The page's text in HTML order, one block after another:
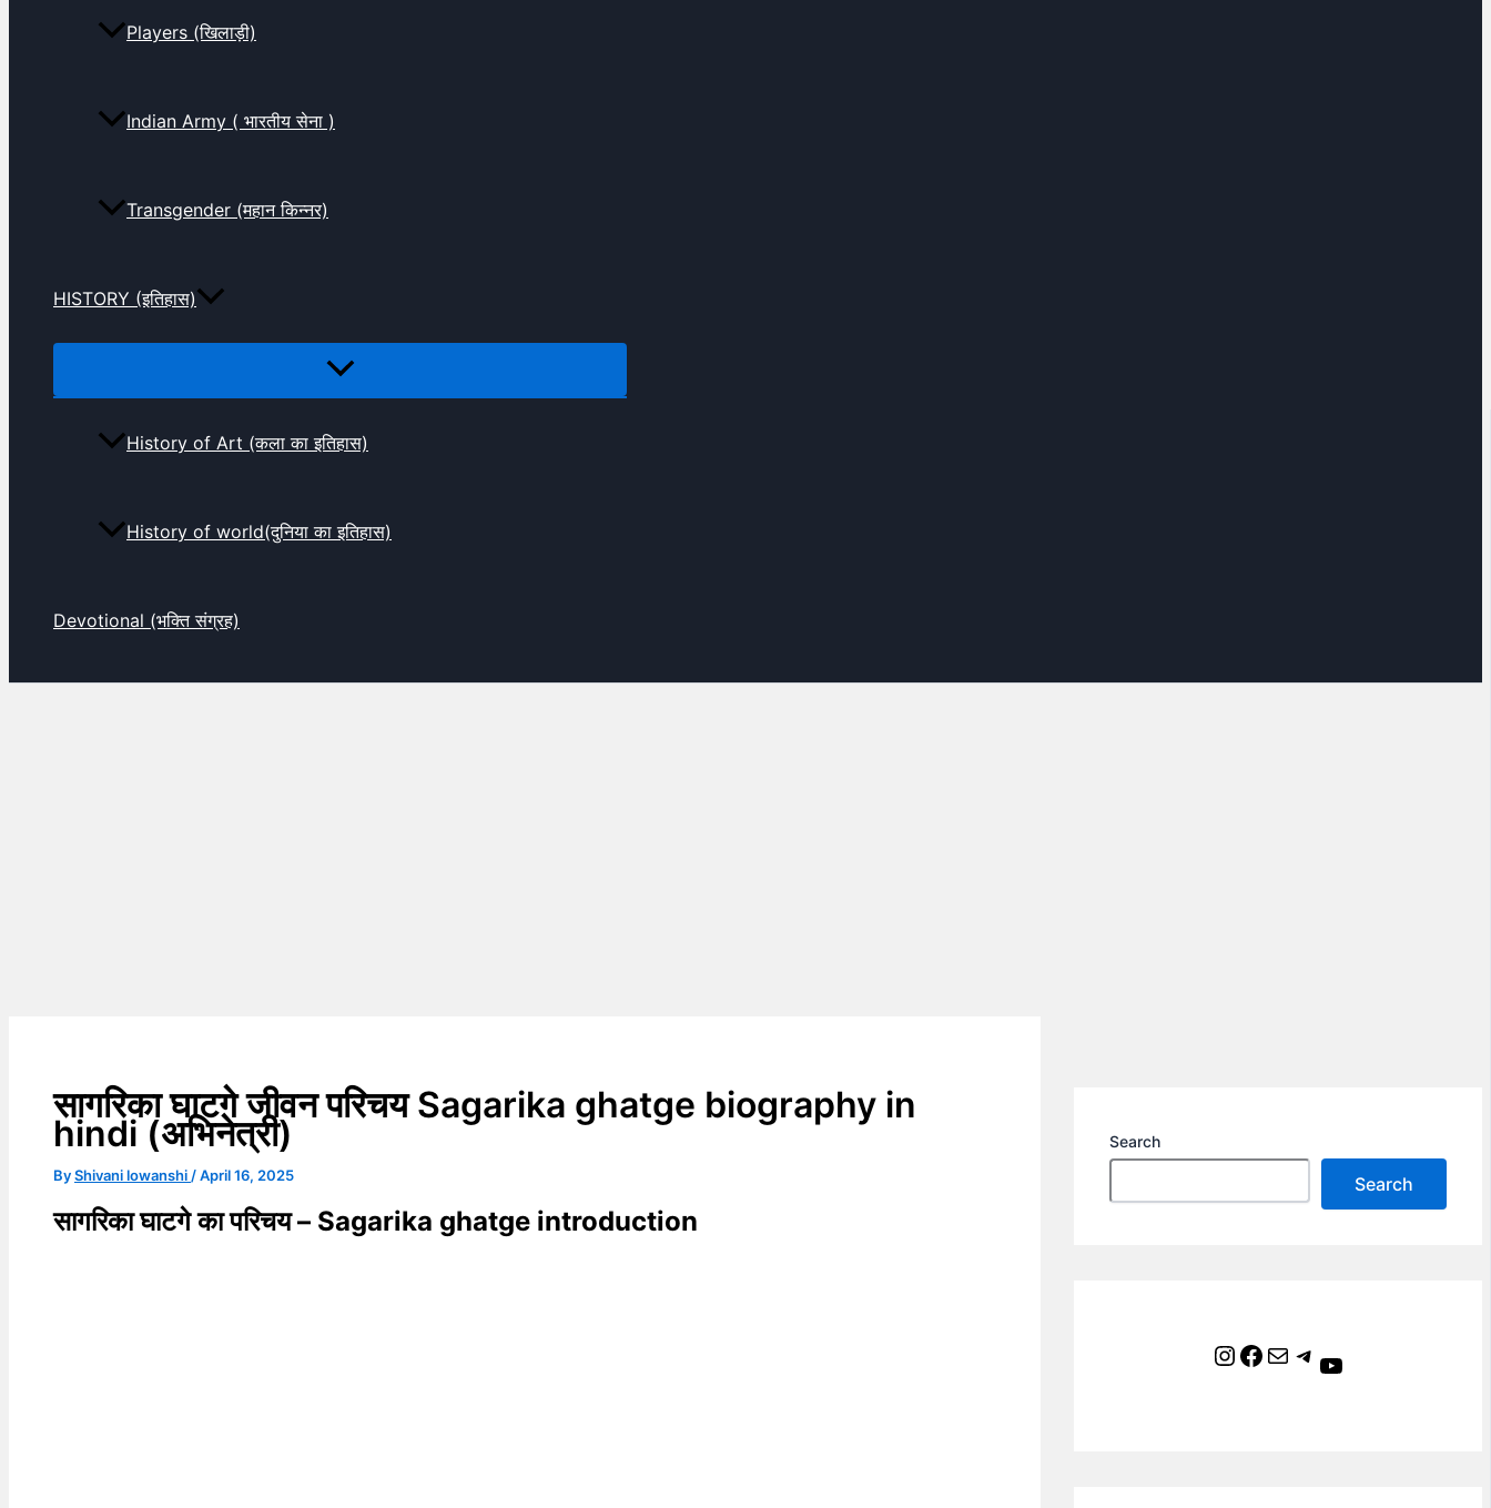
Players (खिलाड़ी)
Indian Army ( भारतीय सेना )
Transgender (महान किन्नर)
HISTORY (इतिहास)
History of Art (कला का इतिहास)
History of world(दुनिया का इतिहास)
Devotional (भक्ति संग्रह)
सागरिका घाटगे जीवन परिचय Sagarika ghatge biography in
hindi (अभिनेत्री)
ByShivani lowanshi /April 16, 2025
सागरिका घाटगे का परिचय – Sagarika ghatge introduction
Search
Search
Instagram Facebook Mail Telegram YouTube